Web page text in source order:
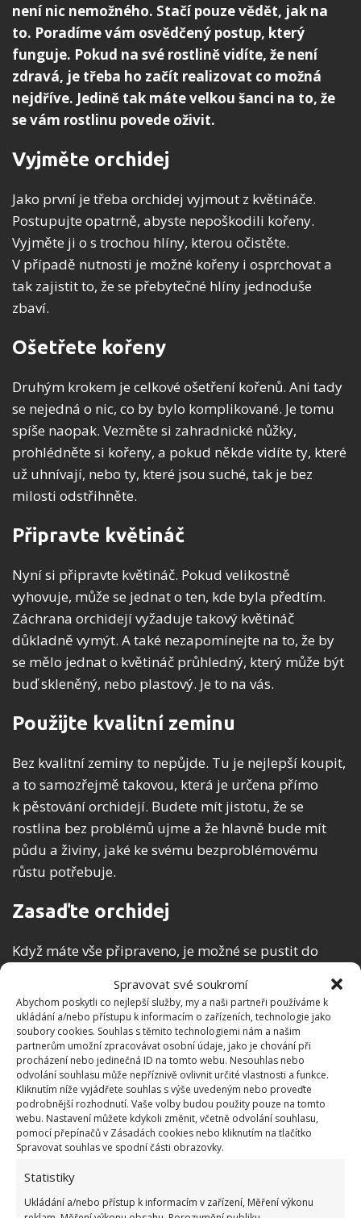
Spravovat své soukromí
Abychom poskytli co nejlepší služby, my a naši partneři používáme k
ukládání a/nebo přístupu k informacím o zařízeních, technologie jako
soubory cookies. Souhlas s těmito technologiemi nám a našim
partnerům umožní zpracovávat osobní údaje, jako je chování při
procházení nebo jedinečná ID na tomto webu. Nesouhlas nebo
odvolání souhlasu může nepříznivě ovlivnit určité vlastnosti a funkce.
Kliknutím níže vyjádřete souhlas s výše uvedeným nebo proveďte
podrobnější rozhodnutí. Vaše volby budou použity pouze na tomto
webu. Nastavení můžete kdykoli změnit, včetně odvolání souhlasu,
pomocí přepínačů v Zásadách cookies nebo kliknutím na tlačítko
Spravovat souhlas ve spodní části obrazovky.
Statistiky
Ukládání a/nebo přístup k informacím v zařízení, Měření výkonu
není nic nemožného. Stačí pouze vědět, jak na
to. Poradíme vám osvědčený postup, který
funguje. Pokud na své rostlině vidíte, že není
zdravá, je třeba ho začít realizovat co možná
nejdříve. Jedině tak máte velkou šanci na to, že
se vám rostlinu povede oživit.
Vyjměte orchidej
Jako první je třeba orchidej vyjmout z květináče.
Postupujte opatrně, abyste nepoškodili kořeny.
Vyjměte ji o s trochou hlíny, kterou očistěte.
V případě nutnosti je možné kořeny i osprchovat a
tak zajistit to, že se přebytečné hlíny jednoduše
zbaví.
Ošetřete kořeny
Druhým krokem je celkové ošetření kořenů. Ani tady
se nejedná o nic, co by bylo komplikované. Je tomu
spíše naopak. Vezměte si zahradnické nůžky,
prohlédněte si kořeny, a pokud někde vidíte ty, které
už uhnívají, nebo ty, které jsou suché, tak je bez
milosti odstřihněte.
Připravte květináč
Nyní si připravte květináč. Pokud velikostně
vyhovuje, může se jednat o ten, kde byla předtím.
Záchrana orchidejí vyžaduje takový květináč
důkladně vymýt. A také nezapomínejte na to, že by
se mělo jednat o květináč průhledný, který může být
buď skleněný, nebo plastový. Je to na vás.
Použijte kvalitní zeminu
Bez kvalitní zeminy to nepůjde. Tu je nejlepší koupit,
a to samozřejmě takovou, která je určena přímo
k pěstování orchidejí. Budete mít jistotu, že se
rostlina bez problémů ujme a že hlavně bude mít
půdu a živiny, jaké ke svému bezproblémovému
růstu potřebuje.
Zasaďte orchidej
Když máte vše připraveno, je možné se pustit do
pokračovat pokud možno velmi opatrně a
obezřetně, aby nedošlo k tomu, že poškodíte její
kořenový systém. Následně už stačí dát květináč na
to pravé místo. A tím by měl být prostor, kde je
dostatek světla, ale ne toho přímého. Pokud vše
uděláte, jak máte, záchrana orchideje se patrně
podaří.